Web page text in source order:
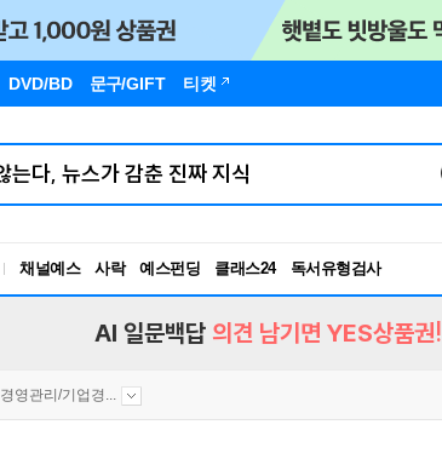
DVD/BD 문구/GIFT 티켓
채널예스 사락 예스펀딩 클래스24
독서유형검사
RBTI Lab
AI 일문백답 의견 남기면 YES상품권!
경영관리/기업경...